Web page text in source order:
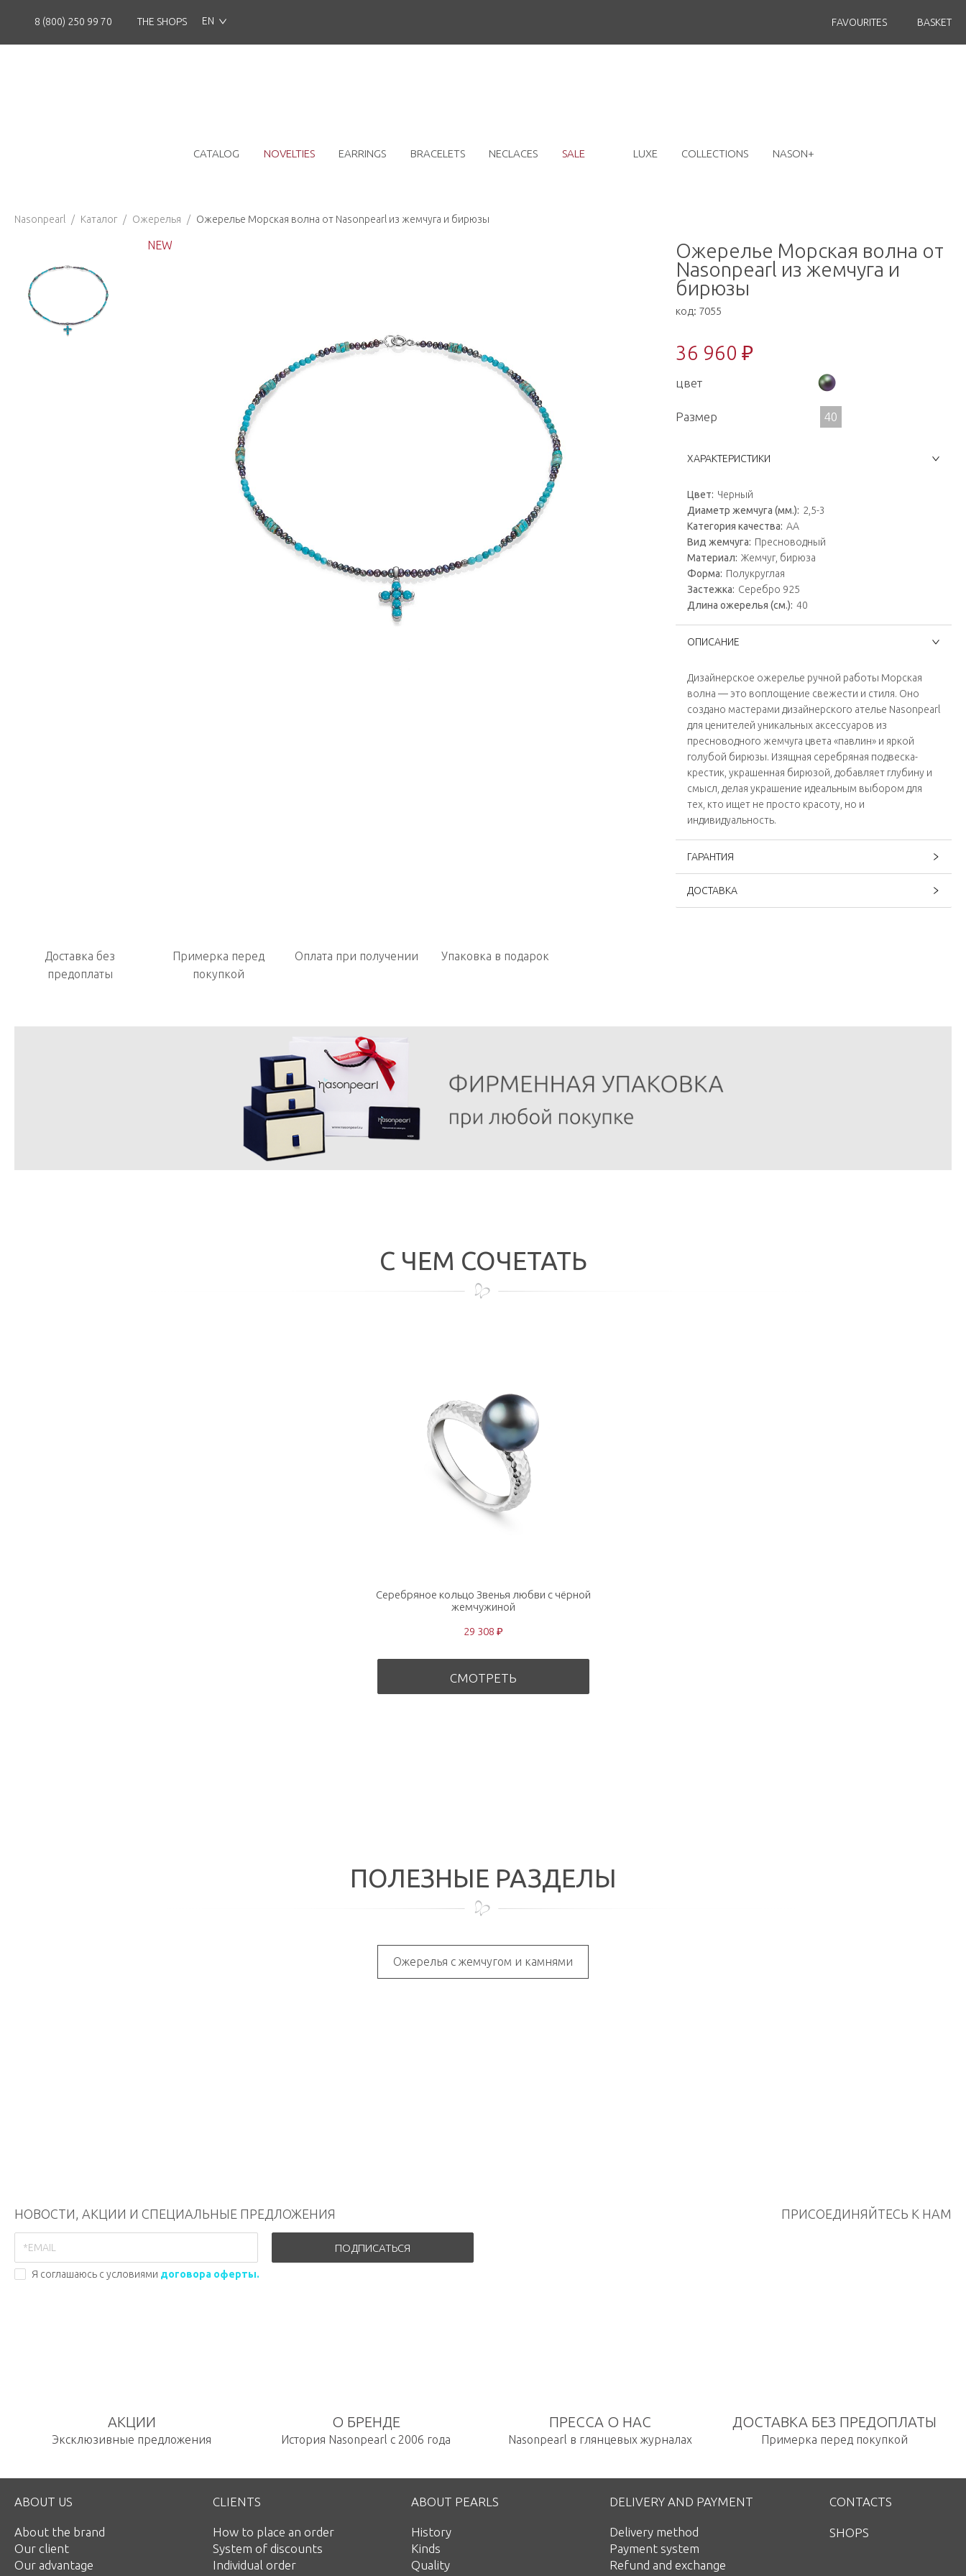
8 (800) 250 99 70 THE SHOPS EN FAVOURITES BASKET
CATALOG NOVELTIES EARRINGS BRACELETS NECLACES SALE LUXE COLLECTIONS NASON+
Nasonpearl / Каталог / Ожерелья / Ожерелье Морская волна от Nasonpearl из жемчуга и бирюзы
NEW
Ожерелье Морская волна от
Nasonpearl из жемчуга и
бирюзы
код: 7055
36 960 ₽
цвет
Размер 40
ХАРАКТЕРИСТИКИ
Цвет: Черный
Диаметр жемчуга (мм.): 2,5-3
Категория качества: АА
Вид жемчуга: Пресноводный
Материал: Жемчуг, бирюза
Форма: Полукруглая
Застежка: Серебро 925
Длина ожерелья (см.): 40
ОПИСАНИЕ
Дизайнерское ожерелье ручной работы Морская
волна — это воплощение свежести и стиля. Оно
создано мастерами дизайнерского ателье Nasonpearl
для ценителей уникальных аксессуаров из
пресноводного жемчуга цвета «павлин» и яркой
голубой бирюзы. Изящная серебряная подвеска-
крестик, украшенная бирюзой, добавляет глубину и
смысл, делая украшение идеальным выбором для
тех, кто ищет не просто красоту, но и
индивидуальность.
ГАРАНТИЯ
ДОСТАВКА
Доставка без
предоплаты
Примерка перед
покупкой
Оплата при получении Упаковка в подарок
С ЧЕМ СОЧЕТАТЬ
Серебряное кольцо Звенья любви с чёрной
жемчужиной
29 308 ₽
СМОТРЕТЬ
ПОЛЕЗНЫЕ РАЗДЕЛЫ
Ожерелья с жемчугом и камнями
НОВОСТИ, АКЦИИ И СПЕЦИАЛЬНЫЕ ПРЕДЛОЖЕНИЯ
ПОДПИСАТЬСЯ
Я соглашаюсь с условиями договора оферты.
ПРИСОЕДИНЯЙТЕСЬ К НАМ
АКЦИИ
Эксклюзивные предложения
О БРЕНДЕ
История Nasonpearl с 2006 года
ПРЕССА О НАС
Nasonpearl в глянцевых журналах
ДОСТАВКА БЕЗ ПРЕДОПЛАТЫ
Примерка перед покупкой
ABOUT US
About the brand
Our client
Our advantage
CLIENTS
How to place an order
System of discounts
Individual order
ABOUT PEARLS
History
Kinds
Quality
DELIVERY AND PAYMENT
Delivery method
Payment system
Refund and exchange
CONTACTS
SHOPS